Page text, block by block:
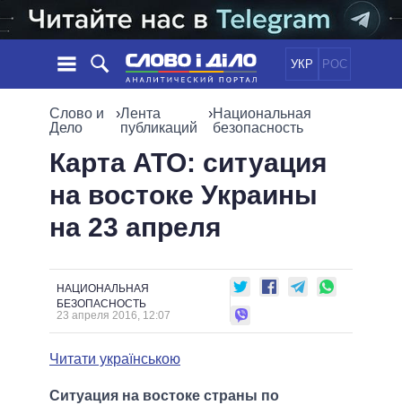
УКР РОС
НОВОСТИ
СОБЫТИЯ
СТАТЬИ
МНЕНИЯ
ДАЙДЖЕСТЫ
ЭКОНОМИКА
ОБЩЕСТВО
МИР
ОБЕЩАНИЯ
ПОЛИТИКИ
ВСЕ ПОЛИТИКИ
ВЕРХОВНАЯ РАДА
КАБИНЕТ МИНИСТРОВ
ГЛАВЫ ОБЛАДМИНИСТРАЦИЙ
МЭРЫ
ИНФОГРАФИКА
ВИДЕО
ПОДДЕРЖАТЬ
СРАВНЕНИЕ ПОЛИТИКОВ
Слово и
Дело
›Лента
публикаций
›Национальная
безопасность
Карта АТО: ситуация
на востоке Украины
на 23 апреля
НАЦИОНАЛЬНАЯ
БЕЗОПАСНОСТЬ
23 апреля 2016, 12:07
Читати українською
Ситуация на востоке страны по